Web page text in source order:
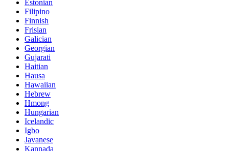
Estonian
Filipino
Finnish
Frisian
Galician
Georgian
Gujarati
Haitian
Hausa
Hawaiian
Hebrew
Hmong
Hungarian
Icelandic
Igbo
Javanese
Kannada